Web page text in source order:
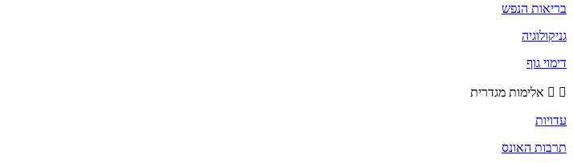
בריאות הנפש
גניקולוגיה
דימוי גוף
אלימות מגדרית
עדויות
תרבות האונס